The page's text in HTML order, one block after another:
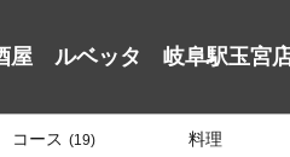
屋 ルベッタ 岐阜駅玉宮
コース (19) 料理